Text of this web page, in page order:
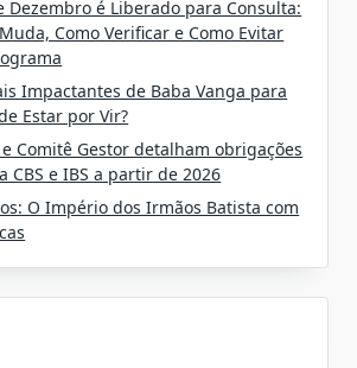
Dezembro é Liberado para Consulta:
Como Verificar e Como Evitar
Impactantes de Baba Vanga para
Estar por Vir?
Comitê Gestor detalham obrigações
CBS e IBS a partir de 2026
O Império dos Irmãos Batista com